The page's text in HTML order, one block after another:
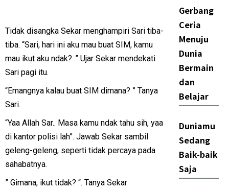
Tidak disangka Sekar menghampiri Sari tiba-
tiba. “Sari, hari ini aku mau buat SIM, kamu
mau ikut aku ndak? .” Ujar Sekar mendekati
Sari pagi itu.
“Emangnya kalau buat SIM dimana? ” Tanya
Sari.
“Yaa Allah Sar.. Masa kamu ndak tahu sih, yaa
di kantor polisi lah”. Jawab Sekar sambil
geleng-geleng, seperti tidak percaya pada
sahabatnya.
” Gimana, ikut tidak? “. Tanya Sekar
Gerbang
Ceria
Menuju
Dunia
Bermain
dan
Belajar
Duniamu
Sedang
Baik-baik
Saja